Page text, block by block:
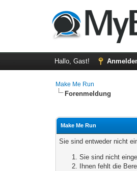
Hallo, Gast!
Make Me Run
Forenmeldung
Make Me Run
Sie sind entweder nicht
Sie sind nicht
Ihnen fehlt die